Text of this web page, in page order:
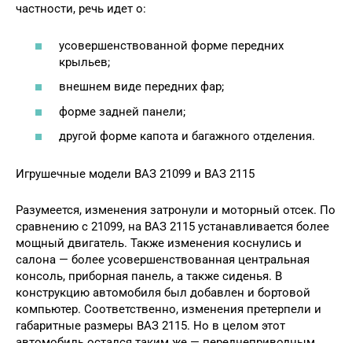
частности, речь идет о:
усовершенствованной форме передних
крыльев;
внешнем виде передних фар;
форме задней панели;
другой форме капота и багажного отделения.
Игрушечные модели ВАЗ 21099 и ВАЗ 2115
Разумеется, изменения затронули и моторный отсек. По
сравнению с 21099, на ВАЗ 2115 устанавливается более
мощный двигатель. Также изменения коснулись и
салона — более усовершенствованная центральная
консоль, приборная панель, а также сиденья. В
конструкцию автомобиля был добавлен и бортовой
компьютер. Соответственно, изменения претерпели и
габаритные размеры ВАЗ 2115. Но в целом этот